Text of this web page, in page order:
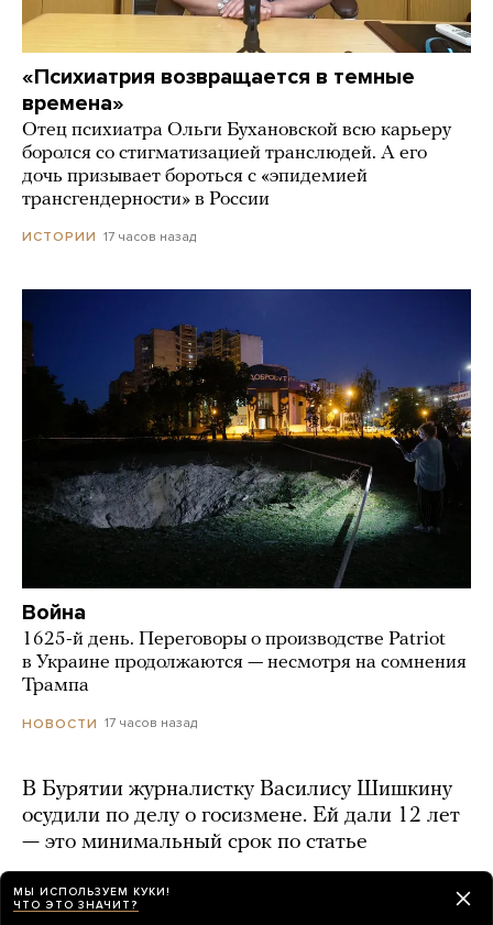
«Психиатрия возвращается в темные
времена»
Отец психиатра Ольги Бухановской всю карьеру
боролся со стигматизацией транслюдей. А его
дочь призывает бороться с «эпидемией
трансгендерности» в России
ИСТОРИИ 17 часов назад
Война
1625-й день. Переговоры о производстве Patriot
в Украине продолжаются — несмотря на сомнения
Трампа
НОВОСТИ 17 часов назад
В Бурятии журналистку Василису Шишкину
осудили по делу о госизмене. Ей дали 12 лет
— это минимальный срок по статье
17 часов назад
МЫ ИСПОЛЬЗУЕМ КУКИ!
ЧТО ЭТО ЗНАЧИТ?